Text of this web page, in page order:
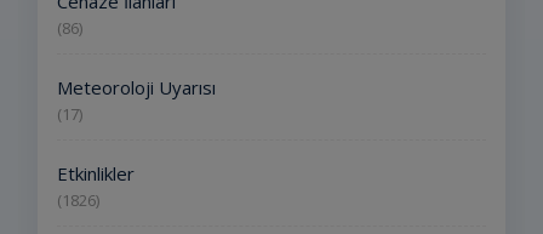
(86)
Meteoroloji Uyarısı
(17)
Etkinlikler
(1826)